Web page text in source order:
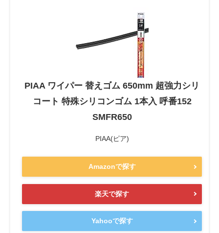
PIAA ワイパー 替えゴム 650mm 超強力シリ
コート 特殊シリコンゴム 1本入 呼番152
SMFR650
PIAA(ピア)
Amazonで探す
楽天で探す
Yahooで探す